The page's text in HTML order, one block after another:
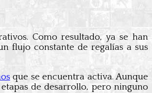
Como resultado, ya se han
flujo constante de regalías a sus
que se encuentra activa. Aunque
de desarrollo, pero ninguno